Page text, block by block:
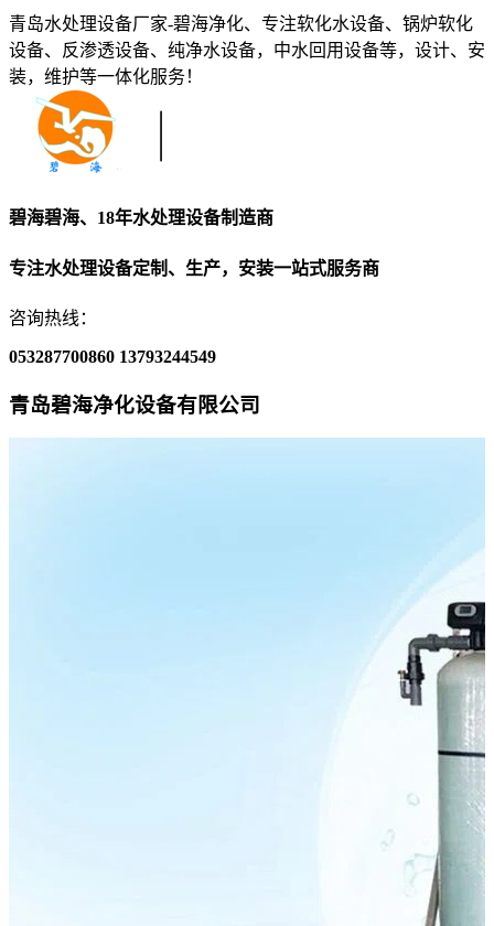
青岛水处理设备厂家-碧海净化、专注软化水设备、锅炉软化
设备、反渗透设备、纯净水设备，中水回用设备等，设计、安
装，维护等一体化服务！
碧海碧海、18年水处理设备制造商
专注水处理设备定制、生产，安装一站式服务商
咨询热线：
053287700860 13793244549
青岛碧海净化设备有限公司